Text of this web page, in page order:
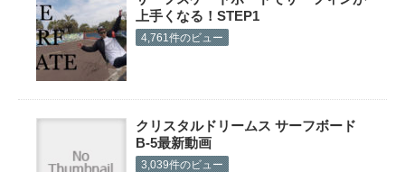
上手くなる！STEP1
4,761件のビュー
クリスタルドリームス サーフボード
B-5最新動画
3,039件のビュー